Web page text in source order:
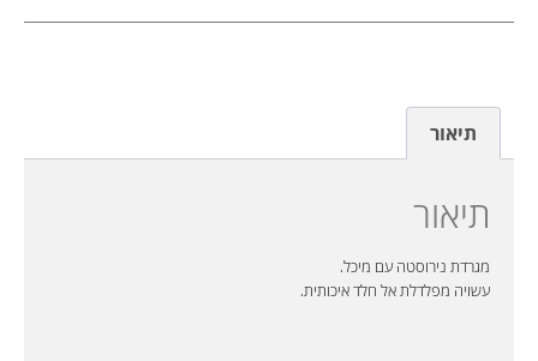
תיאור
תיאור
מגרדת נירוסטה עם מיכל.
עשויה מפלדלת אל חלד איכותית.